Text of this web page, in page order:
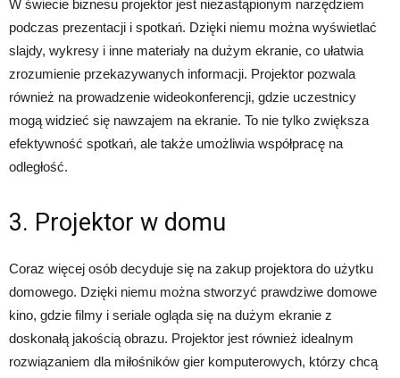
W świecie biznesu projektor jest niezastąpionym narzędziem
podczas prezentacji i spotkań. Dzięki niemu można wyświetlać
slajdy, wykresy i inne materiały na dużym ekranie, co ułatwia
zrozumienie przekazywanych informacji. Projektor pozwala
również na prowadzenie wideokonferencji, gdzie uczestnicy
mogą widzieć się nawzajem na ekranie. To nie tylko zwiększa
efektywność spotkań, ale także umożliwia współpracę na
odległość.
3. Projektor w domu
Coraz więcej osób decyduje się na zakup projektora do użytku
domowego. Dzięki niemu można stworzyć prawdziwe domowe
kino, gdzie filmy i seriale ogląda się na dużym ekranie z
doskonałą jakością obrazu. Projektor jest również idealnym
rozwiązaniem dla miłośników gier komputerowych, którzy chcą